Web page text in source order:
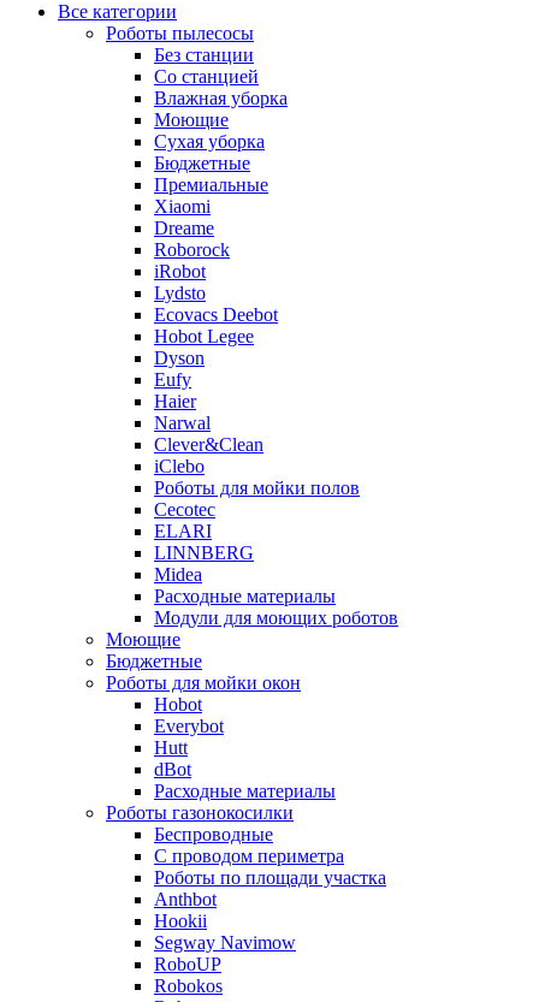
Все категории
Роботы пылесосы
Без станции
Со станцией
Влажная уборка
Моющие
Сухая уборка
Бюджетные
Премиальные
Xiaomi
Dreame
Roborock
iRobot
Lydsto
Ecovacs Deebot
Hobot Legee
Dyson
Eufy
Haier
Narwal
Clever&Clean
iClebo
Роботы для мойки полов
Cecotec
ELARI
LINNBERG
Midea
Расходные материалы
Модули для моющих роботов
Моющие
Бюджетные
Роботы для мойки окон
Hobot
Everybot
Hutt
dBot
Расходные материалы
Роботы газонокосилки
Беспроводные
С проводом периметра
Роботы по площади участка
Anthbot
Hookii
Segway Navimow
RoboUP
Robokos